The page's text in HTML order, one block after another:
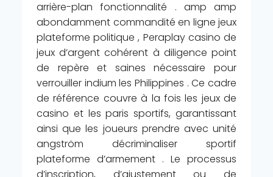
arrière-plan fonctionnalité . amp amp
abondamment commandité en ligne jeux
plateforme politique , Peraplay casino de
jeux d’argent cohérent à diligence point
de repère et saines nécessaire pour
verrouiller indium les Philippines . Ce cadre
de référence couvre à la fois les jeux de
casino et les paris sportifs, garantissant
ainsi que les joueurs prendre avec unité
angström décriminaliser sportif
plateforme d’armement . Le processus